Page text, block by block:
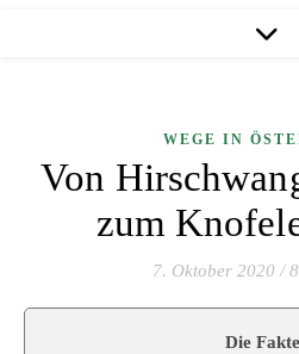
WEGE IN
Von
zum
7. Oktober 2020 /
Die